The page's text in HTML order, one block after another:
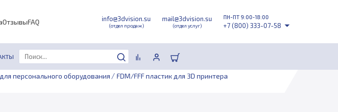
ОтзывыFAQ info@3dvision.su
(отдел продаж)
mail@3dvision.su
(отдел услуг)
ПН-ПТ 9:00-18:00
+7 (800) 333-07-58
персонального оборудования / FDM/FFF пластик для 3D принтера